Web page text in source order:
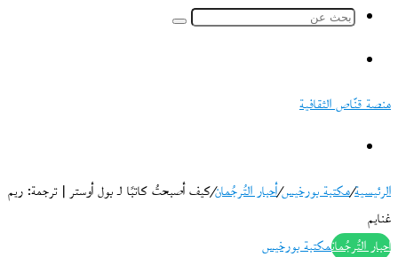
الموقع
منصة قنّاص الثقافية
الرئيسية/مكتبة بورخيس/أحبار التُرجُمان/كيف أصبحتُ كاتبًا لـ بول أوستر | ترجمة: ريم
غنايم
أحبار التُرجُمانمكتبة بورخيس